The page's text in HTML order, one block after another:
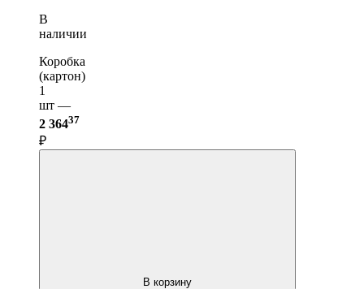
В
наличии
Коробка
(картон)
1
шт —
2 36437
₽
В корзину